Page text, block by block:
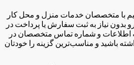
با متخصصان خدمات منزل و محل کار
بدون نیاز به ثبت سفارش یا پرداخت در
اطلاعات و شماره تماس متخصصان در
باشید و مناسب‌ترین گزینه را خودتان